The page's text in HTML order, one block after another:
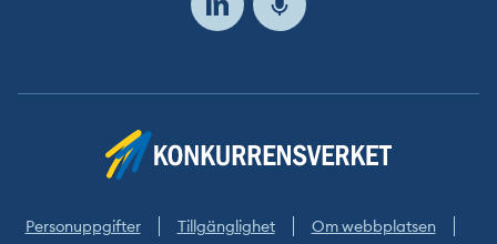
Följ
oss
Personuppgifter Tillgänglighet Om webbplatsen